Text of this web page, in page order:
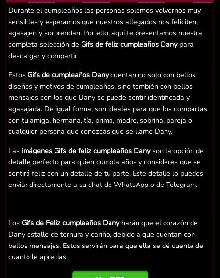
Durante el cumpleaños las personas solemos volvernos muy
sensibles y esperamos que nuestros allegados nos feliciten,
agasajen y sorprendan. Por ello, aquí te presentamos nuestra
completa selección de Gifs de feliz cumpleaños Danypara
descargar y compartir.
Estos Gifs de cumpleaños Danycuentan no solo con bellos
diseños y motivos de cumpleaños, sino también con bellos
mensajes con los que Dany se puede sentir identificada y
agasajada. De igual forma, son ideales para que los compartas
con tu amiga, hermana, tía, prima, madre, sobrina, pareja o
cualquier persona que conozcas que se llame Dany.
Las imágenes Gifs de feliz cumpleaños Danyson la opción de
detalle perfecto para quien cumpla años y consideres que se
sentirá feliz con un detalle de tu parte. Este detalle lo puedes
enviar directamente a su chat de WhatsApp o de Telegram.
Los Gifs de Feliz cumpleaños Danyharán que el corazón de
Dany estalle de ternura y cariño, debido a que cuentan con
bellos mensajes. Estos servirán para que ella se dé cuenta de
cuanto le aprecias.